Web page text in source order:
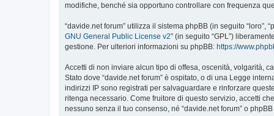
modifiche, benché sia opportuno controllare con frequenza
“davide.net forum” utilizza il sistema phpBB (in seguito “loro”,
GNU General Public License v2” (in seguito “GPL”)
gestione. Per ulteriori informazioni su phpBB: https://
Accetti di non inviare alcun tipo di offesa, oscenità, volgarità,
Stato dove “davide.net forum” è ospitato, o di una Legge
indirizzi IP sono registrati per salvaguardare e rinforzare
ritenga necessario. Come fruitore di questo servizio, accetti
nessuno senza il tuo consenso, né “davide.net forum” o